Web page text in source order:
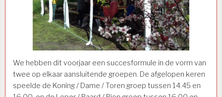
We hebben dit voorjaar een succesformule in de vorm van
twee op elkaar aansluitende groepen. De afgelopen keren
speelde de Koning / Dame / Toren groep tussen 14.45 en